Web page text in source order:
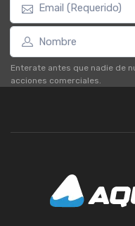
Enterate antes que nadie de
acciones comerciales.